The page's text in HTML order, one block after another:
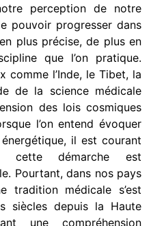
perception de notre
pouvoir progresser dans
plus précise, de plus en
que l’on pratique.
comme l’Inde, le Tibet, la
de la science médicale
des lois cosmiques
l’on entend évoquer
il est courant
cette démarche est
Pourtant, dans nos pays
tradition médicale s’est
siècles depuis la Haute
une compréhension